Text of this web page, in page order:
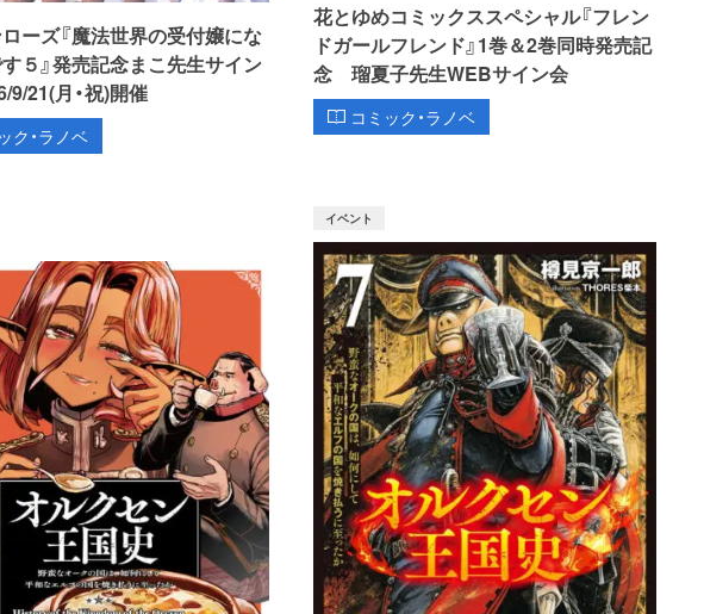
ーズ『魔法世界の受付嬢にな
５』発売記念まこ先生サイン
21(月・祝)開催
ク・ラノベ
花とゆめコミックススペシャル『フレン
ドガールフレンド』1巻＆2巻同時発売記
念 瑠夏子先生WEBサイン会
コミック・ラノベ
イベント